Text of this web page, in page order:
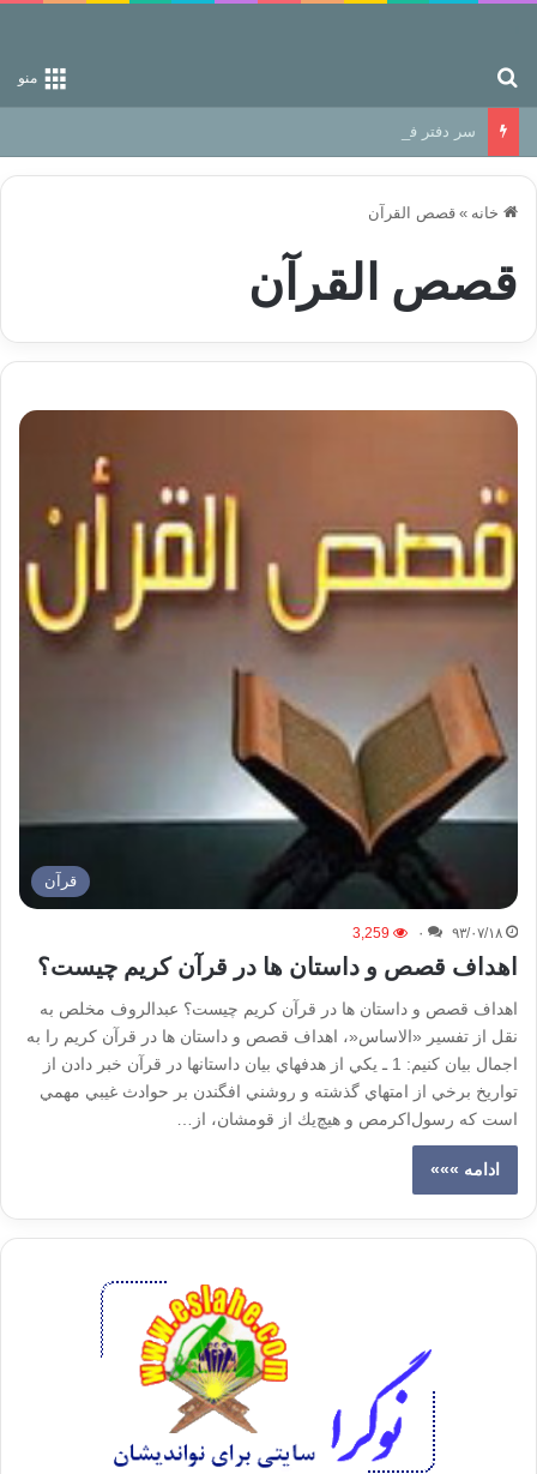
منو
سر دفتر فساد در زمین‌، دوری وکناره‌گیری از راه خداست‌!
خانه » قصص القرآن
قصص القرآن
قرآن
۹۳/۰۷/۱۸ ۰ 3,259
اهداف‌ قصص و داستان ها در قرآن‌ كريم‌ چیست؟
اهداف‌ قصص و داستان ها در قرآن‌ كريم‌ چیست؟ عبدالروف مخلص به‌
نقل‌ از تفسير «الاساس‌«، اهداف‌ قصص و داستان ها در قرآن‌ كريم‌ را به‌
اجمال‌ بيان‌ كنيم‌: 1 ـ يكي‌ از هدفهاي‌ بيان‌ داستانها در قرآن‌ خبر دادن‌ از
تواريخ‌ برخي‌ از امتهاي ‌گذشته‌ و روشني‌ افگندن‌ بر حوادث‌ غيبي‌ مهمي‌
است‌ كه‌ رسول‌اكرمص و هيچ‌يك‌ از قومشان‌، از…
ادامه »»»